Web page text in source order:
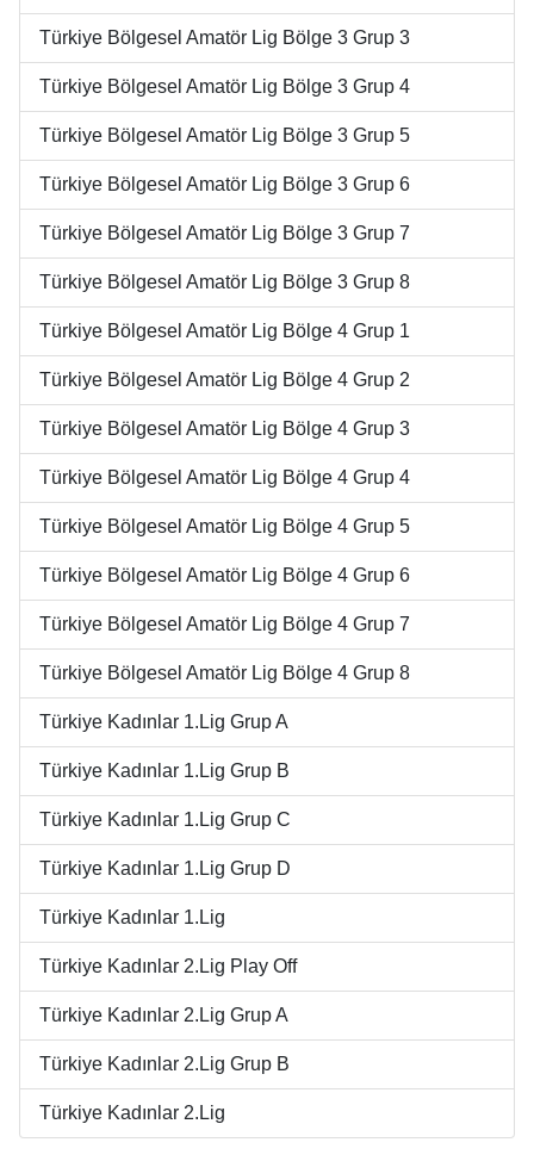
Türkiye Bölgesel Amatör Lig Bölge 3 Grup 3
Türkiye Bölgesel Amatör Lig Bölge 3 Grup 4
Türkiye Bölgesel Amatör Lig Bölge 3 Grup 5
Türkiye Bölgesel Amatör Lig Bölge 3 Grup 6
Türkiye Bölgesel Amatör Lig Bölge 3 Grup 7
Türkiye Bölgesel Amatör Lig Bölge 3 Grup 8
Türkiye Bölgesel Amatör Lig Bölge 4 Grup 1
Türkiye Bölgesel Amatör Lig Bölge 4 Grup 2
Türkiye Bölgesel Amatör Lig Bölge 4 Grup 3
Türkiye Bölgesel Amatör Lig Bölge 4 Grup 4
Türkiye Bölgesel Amatör Lig Bölge 4 Grup 5
Türkiye Bölgesel Amatör Lig Bölge 4 Grup 6
Türkiye Bölgesel Amatör Lig Bölge 4 Grup 7
Türkiye Bölgesel Amatör Lig Bölge 4 Grup 8
Türkiye Kadınlar 1.Lig Grup A
Türkiye Kadınlar 1.Lig Grup B
Türkiye Kadınlar 1.Lig Grup C
Türkiye Kadınlar 1.Lig Grup D
Türkiye Kadınlar 1.Lig
Türkiye Kadınlar 2.Lig Play Off
Türkiye Kadınlar 2.Lig Grup A
Türkiye Kadınlar 2.Lig Grup B
Türkiye Kadınlar 2.Lig